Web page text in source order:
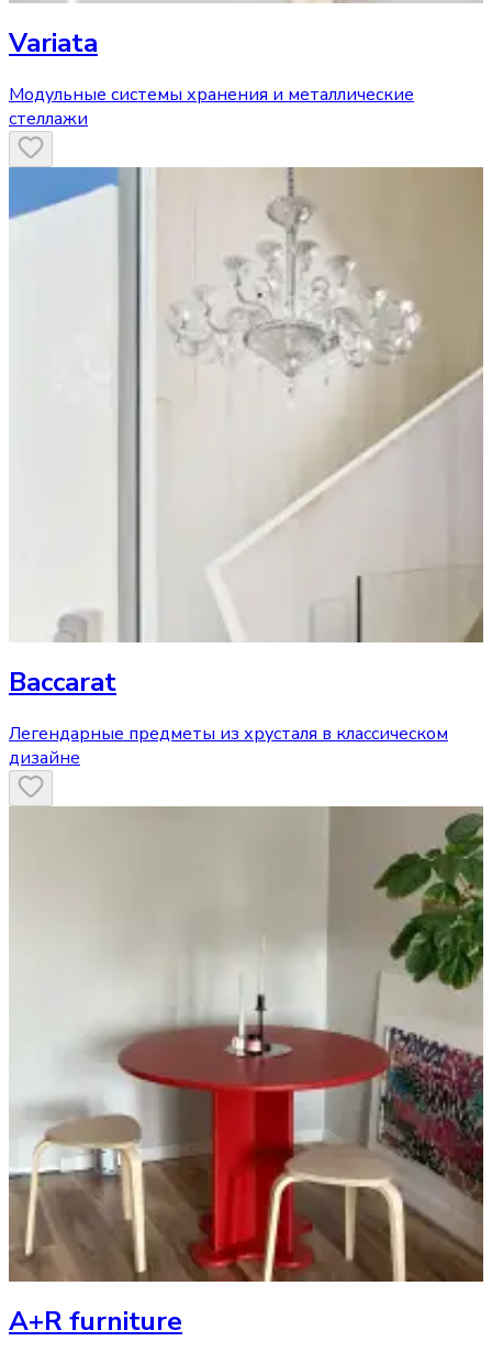
Variata
Модульные системы хранения и металлические
стеллажи
Baccarat
Легендарные предметы из хрусталя в классическом
дизайне
A+R furniture